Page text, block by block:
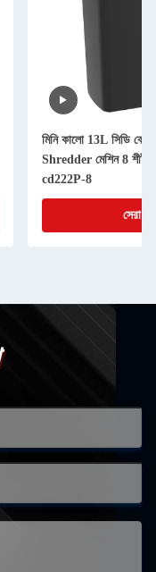
মিনি কালো 13L সিডি
Shredder মেশিন 8 শীট
cd222P-8
সেরা